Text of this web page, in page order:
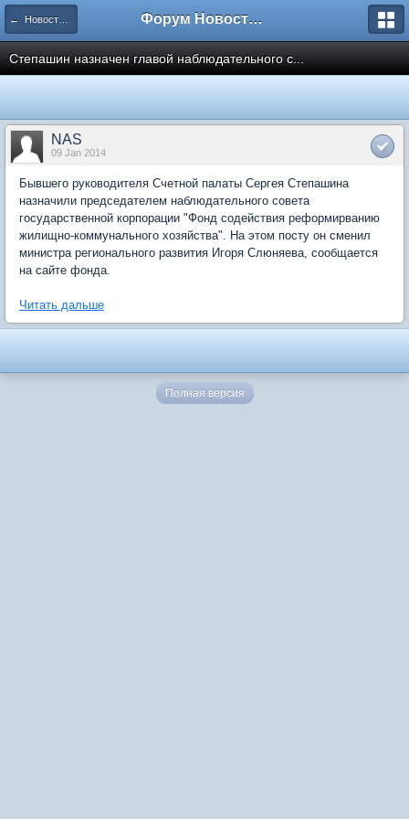
← Новости рынка недвижимости Форум Новостройки
Степашин назначен главой наблюдательного с...
NAS
09 Jan 2014
Бывшего руководителя Счетной палаты Сергея Степашина
назначили председателем наблюдательного совета
государственной корпорации "Фонд содействия реформирванию
жилищно-коммунального хозяйства". На этом посту он сменил
министра регионального развития Игоря Слюняева, сообщается
на сайте фонда.
Читать дальше
Полная версия